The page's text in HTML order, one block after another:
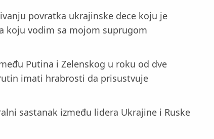
povratka ukrajinske dece koju je
koju vodim sa mojom suprugom
Putina i Zelenskog u roku od dve
imati hrabrosti da prisustvuje
sastanak između lidera Ukrajine i Ruske